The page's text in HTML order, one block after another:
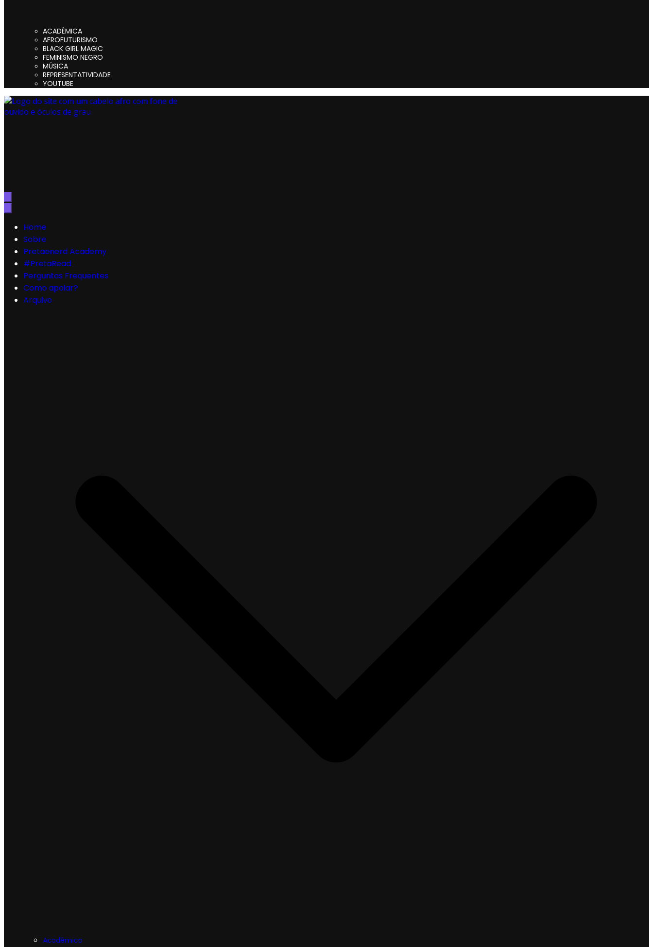
ACADÊMICA
AFROFUTURISMO
BLACK GIRL MAGIC
FEMINISMO NEGRO
MÚSICA
REPRESENTATIVIDADE
YOUTUBE
Preta, Nerd & Burning Hell
Home
Sobre
Pretaenerd Academy
#PretaRead
Perguntas Frequentes
Como apoiar?
Arquivo
Acadêmica